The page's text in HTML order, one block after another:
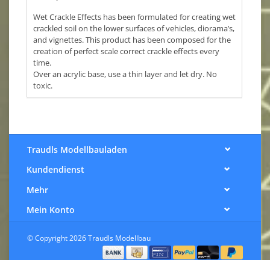
Wet Crackle Effects has been formulated for creating wet
crackled soil on the lower surfaces of vehicles, diorama’s,
and vignettes. This product has been composed for the
creation of perfect scale correct crackle effects every
time.
Over an acrylic base, use a thin layer and let dry. No
toxic.
Traudls Modellbauladen
Kundendienst
Mehr
Mein Konto
© Copyright 2026 Traudls Modellbau